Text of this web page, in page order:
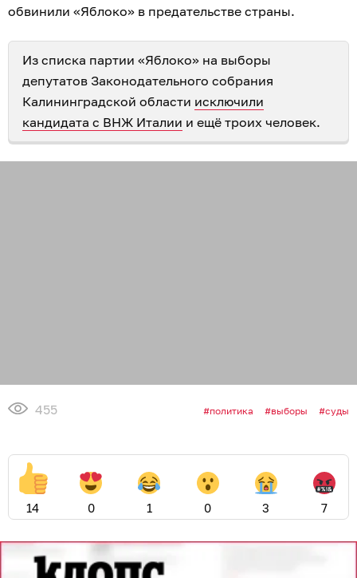
обвинили «Яблоко» в предательстве страны.
Из списка партии «Яблоко» на выборы
депутатов Законодательного собрания
Калининградской области исключили
кандидата с ВНЖ Италии и ещё троих человек.
455 политика выборы суды
14 0 1 0 3 7